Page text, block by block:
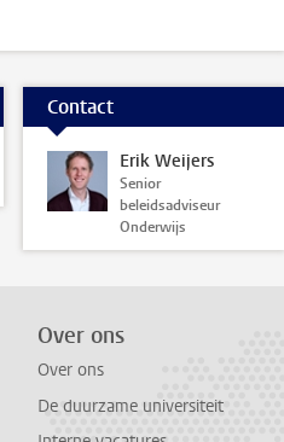
Contact
Erik Weijers
Senior
beleidsadviseur
Onderwijs
Over ons
Over ons
De duurzame universiteit